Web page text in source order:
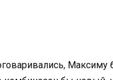
Максиму